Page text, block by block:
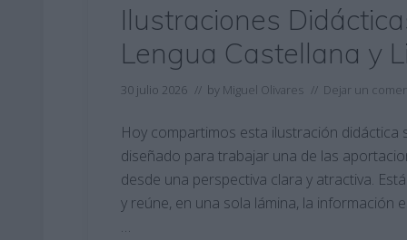
Ilustraciones
Lengua Castellana y
30 julio 2026 // by Miguel Olivares // Dejar un
Hoy compartimos esta ilustración
diseñado para trabajar una de las
desde una perspectiva clara y atractiva.
y reúne, en una sola lámina, la información
…